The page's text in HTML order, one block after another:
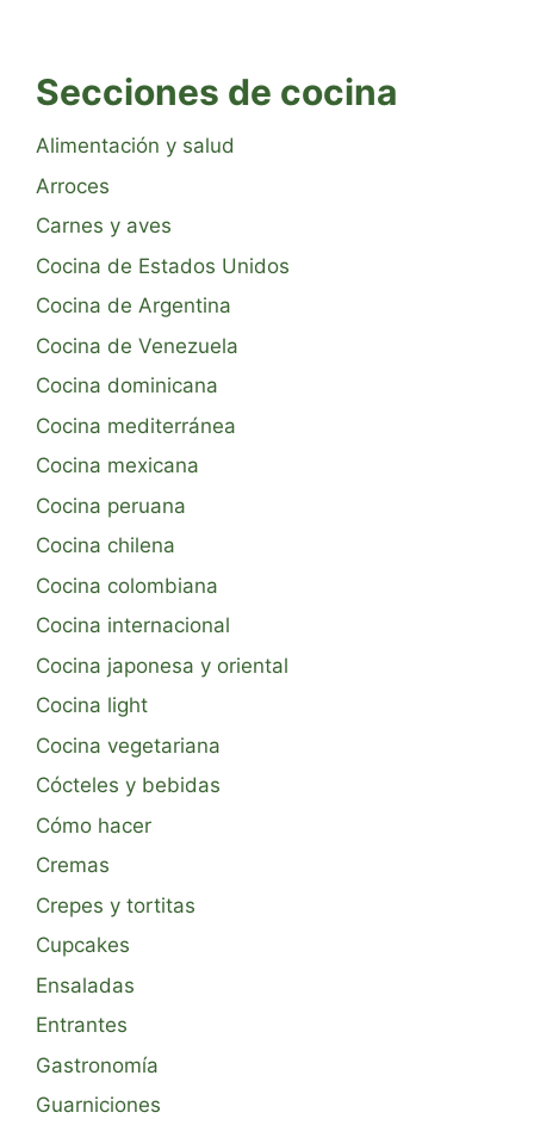
Secciones de cocina
Alimentación y salud
Arroces
Carnes y aves
Cocina de Estados Unidos
Cocina de Argentina
Cocina de Venezuela
Cocina dominicana
Cocina mediterránea
Cocina mexicana
Cocina peruana
Cocina chilena
Cocina colombiana
Cocina internacional
Cocina japonesa y oriental
Cocina light
Cocina vegetariana
Cócteles y bebidas
Cómo hacer
Cremas
Crepes y tortitas
Cupcakes
Ensaladas
Entrantes
Gastronomía
Guarniciones